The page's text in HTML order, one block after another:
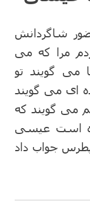
شاگردانش
مرا که می
می گویند تو
ای می گویند
می گویند که
است عیسی
جواب داد